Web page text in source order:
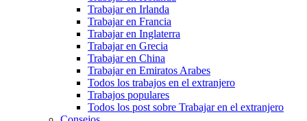
Trabajar en Irlanda
Trabajar en Francia
Trabajar en Inglaterra
Trabajar en Grecia
Trabajar en China
Trabajar en Emiratos Arabes
Todos los trabajos en el extranjero
Trabajos populares
Todos los post sobre Trabajar en el extranjero